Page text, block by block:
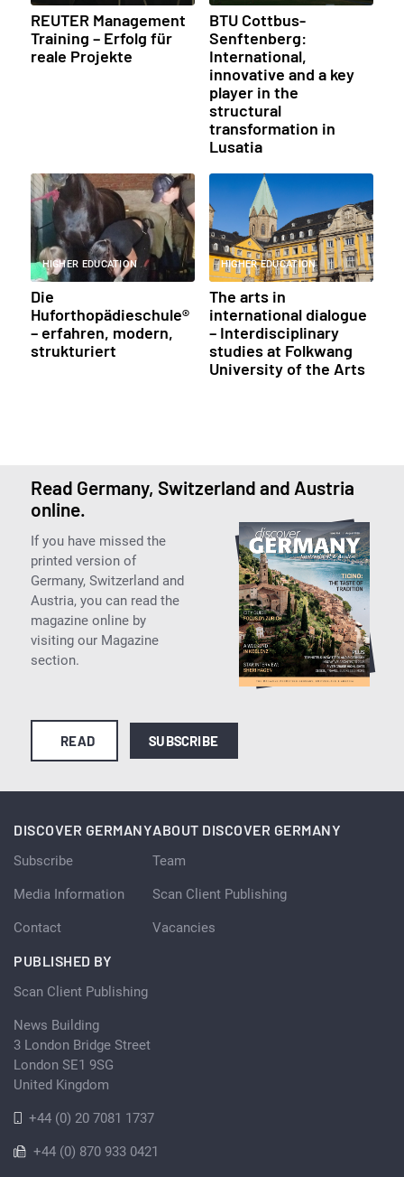
REUTER Management
Training – Erfolg für
reale Projekte
BTU Cottbus-
Senftenberg:
International,
innovative and a key
player in the
structural
transformation in
Lusatia
HIGHER EDUCATION
Die
Huforthopädieschule®
– erfahren, modern,
strukturiert
HIGHER EDUCATION
The arts in
international dialogue
– Interdisciplinary
studies at Folkwang
University of the Arts
Read Germany, Switzerland and Austria
online.
If you have missed the
printed version of
Germany, Switzerland and
Austria, you can read the
magazine online by
visiting our Magazine
section.
READ SUBSCRIBE
DISCOVER GERMANY
Subscribe
Media Information
Contact
ABOUT DISCOVER GERMANY
Team
Scan Client Publishing
Vacancies
PUBLISHED BY
Scan Client Publishing
News Building
3 London Bridge Street
London SE1 9SG
United Kingdom
+44 (0) 20 7081 1737
+44 (0) 870 933 0421